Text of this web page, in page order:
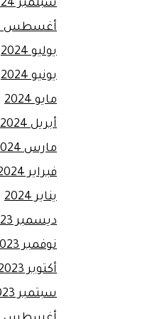
سبتمبر 2024
أغسطس 2024
يوليو 2024
يونيو 2024
مايو 2024
أبريل 2024
مارس 2024
فبراير 2024
يناير 2024
ديسمبر 2023
نوفمبر 2023
أكتوبر 2023
سبتمبر 2023